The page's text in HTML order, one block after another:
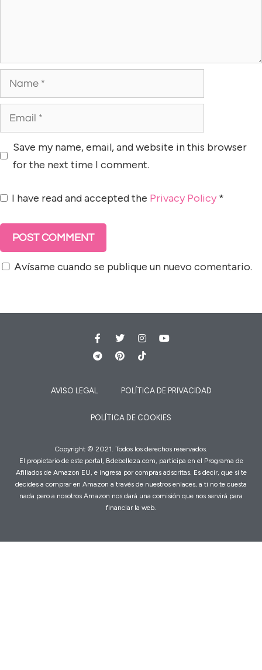
Save my name, email, and website in this browser
for the next time I comment.
I have read and accepted the Privacy Policy *
Avísame cuando se publique un nuevo comentario.
AVISO LEGAL POLÍTICA DE PRIVACIDAD
POLÍTICA DE COOKIES
Copyright © 2021. Todos los derechos reservados.
El propietario de este portal, Bdebelleza.com, participa en el Programa de
Afiliados de Amazon EU, e ingresa por compras adscritas. Es decir, que si te
decides a comprar en Amazon a través de nuestros enlaces, a ti no te cuesta
nada pero a nosotros Amazon nos dará una comisión que nos servirá para
financiar la web.